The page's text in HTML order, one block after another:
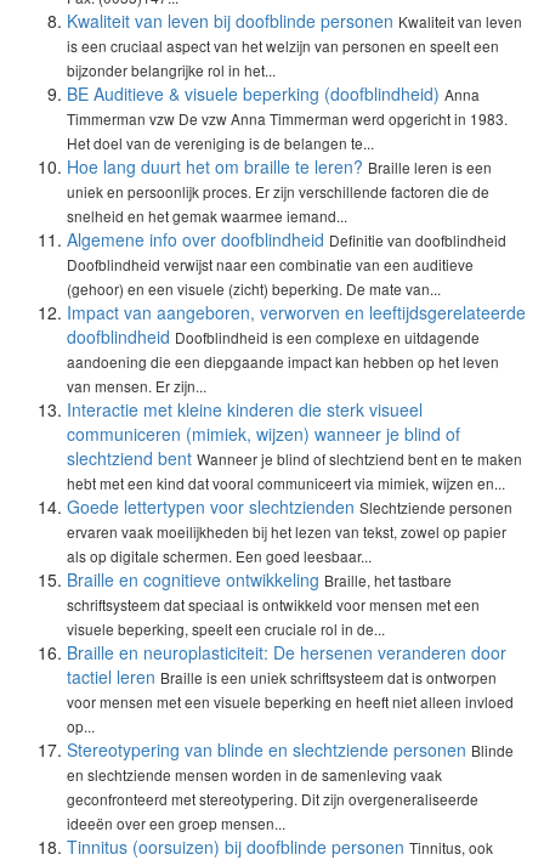
Kwaliteit van leven bij doofblinde personen Kwaliteit van leven
is een cruciaal aspect van het welzijn van personen en speelt een
bijzonder belangrijke rol in het...
BE Auditieve & visuele beperking (doofblindheid) Anna
Timmerman vzw De vzw Anna Timmerman werd opgericht in 1983.
Het doel van de vereniging is de belangen te...
Hoe lang duurt het om braille te leren? Braille leren is een
uniek en persoonlijk proces. Er zijn verschillende factoren die de
snelheid en het gemak waarmee iemand...
Algemene info over doofblindheid Definitie van doofblindheid
Doofblindheid verwijst naar een combinatie van een auditieve
(gehoor) en een visuele (zicht) beperking. De mate van...
Impact van aangeboren, verworven en leeftijdsgerelateerde
doofblindheid Doofblindheid is een complexe en uitdagende
aandoening die een diepgaande impact kan hebben op het leven
van mensen. Er zijn...
Interactie met kleine kinderen die sterk visueel
communiceren (mimiek, wijzen) wanneer je blind of
slechtziend bent Wanneer je blind of slechtziend bent en te maken
hebt met een kind dat vooral communiceert via mimiek, wijzen en...
Goede lettertypen voor slechtzienden Slechtziende personen
ervaren vaak moeilijkheden bij het lezen van tekst, zowel op papier
als op digitale schermen. Een goed leesbaar...
Braille en cognitieve ontwikkeling Braille, het tastbare
schriftsysteem dat speciaal is ontwikkeld voor mensen met een
visuele beperking, speelt een cruciale rol in de...
Braille en neuroplasticiteit: De hersenen veranderen door
tactiel leren Braille is een uniek schriftsysteem dat is ontworpen
voor mensen met een visuele beperking en heeft niet alleen invloed
op...
Stereotypering van blinde en slechtziende personen Blinde
en slechtziende mensen worden in de samenleving vaak
geconfronteerd met stereotypering. Dit zijn overgeneraliseerde
ideeën over een groep mensen...
Tinnitus (oorsuizen) bij doofblinde personen Tinnitus, ook